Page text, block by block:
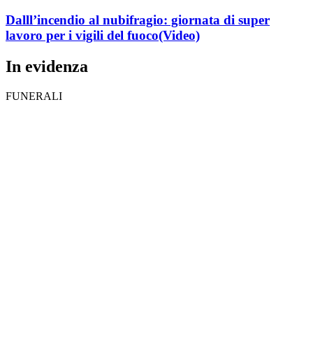
Dalll’incendio al nubifragio: giornata di super
lavoro per i vigili del fuoco(Video)
In evidenza
FUNERALI